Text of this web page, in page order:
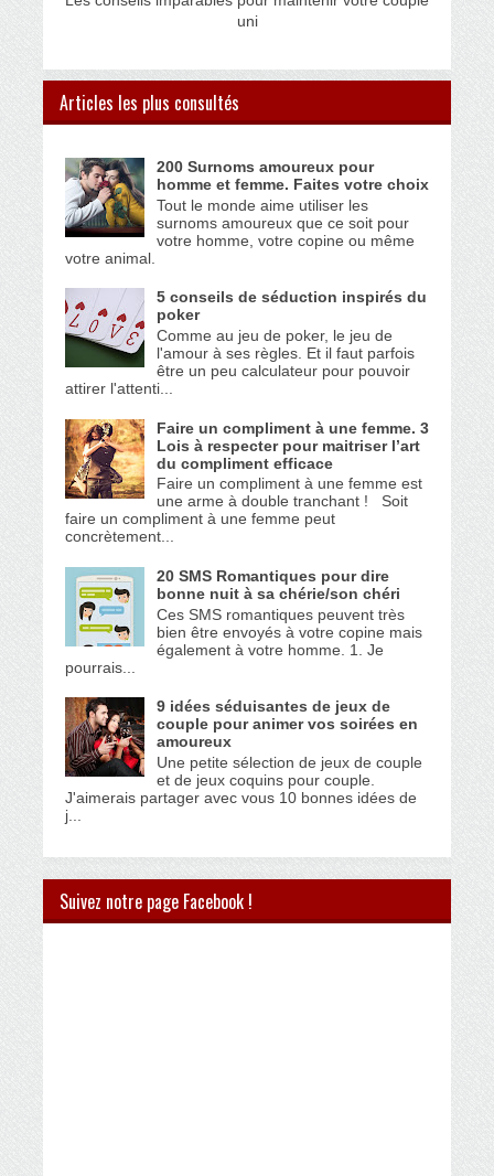
uni
Articles les plus consultés
200 Surnoms amoureux pour
homme et femme. Faites votre choix
Tout le monde aime utiliser les
surnoms amoureux que ce soit pour
votre homme, votre copine ou même
votre animal.
5 conseils de séduction inspirés du
poker
Comme au jeu de poker, le jeu de
l'amour à ses règles. Et il faut parfois
être un peu calculateur pour pouvoir
attirer l'attenti...
Faire un compliment à une femme. 3
Lois à respecter pour maitriser l’art
du compliment efficace
Faire un compliment à une femme est
une arme à double tranchant ! Soit
faire un compliment à une femme peut
concrètement...
20 SMS Romantiques pour dire
bonne nuit à sa chérie/son chéri
Ces SMS romantiques peuvent très
bien être envoyés à votre copine mais
également à votre homme. 1. Je
pourrais...
9 idées séduisantes de jeux de
couple pour animer vos soirées en
amoureux
Une petite sélection de jeux de couple
et de jeux coquins pour couple.
J'aimerais partager avec vous 10 bonnes idées de
j...
Suivez notre page Facebook !